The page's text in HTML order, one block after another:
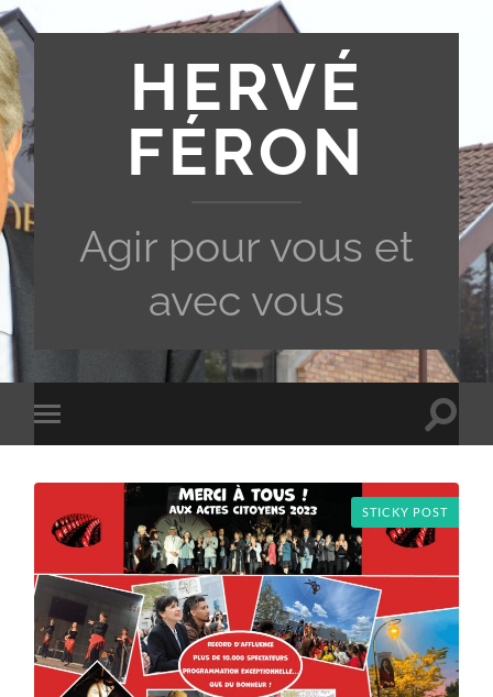
HERVÉ
FÉRON
Agir pour vous et
avec vous
Toggle
mobile
Toggle
STICKY POST